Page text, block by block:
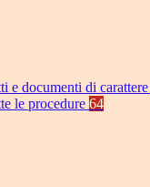
e documenti di
le procedure 64